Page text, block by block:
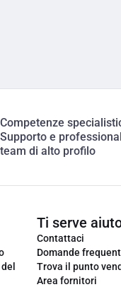
Competenze
Supporto e
team di alto profilo
Ti serve
Contattaci
Domande
Trova il punto
Area fornitori